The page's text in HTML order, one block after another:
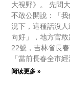
大視野》。 先問
不敢公開說：「
況下，這種話沒
向好」，地方官
22號，吉林省長
「當前長春全市
阅读更多 »